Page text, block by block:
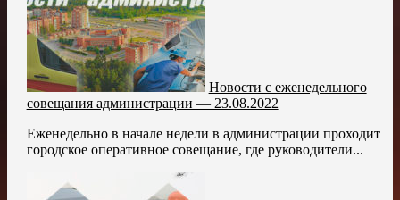
Новости с еженедельного
совещания администрации — 23.08.2022
Еженедельно в начале недели в администрации проходит
городское оперативное совещание, где руководители...